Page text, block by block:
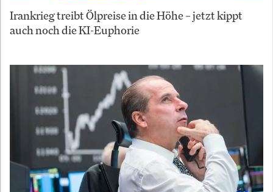
Irankrieg treibt Ölpreise in die Höhe – jetzt kippt
auch noch die KI-Euphorie